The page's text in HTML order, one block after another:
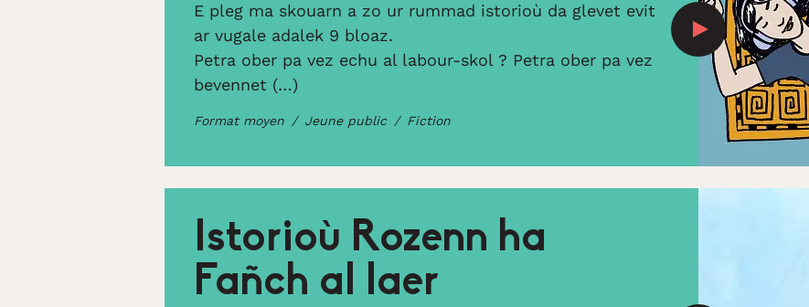
E pleg ma skouarn a zo ur rummad istorioù da glevet evit
ar vugale adalek 9 bloaz.
Petra ober pa vez echu al labour-skol ? Petra ober pa vez
bevennet (…)
Format moyen Jeune public Fiction
Istorioù Rozenn ha
Fañch al laer